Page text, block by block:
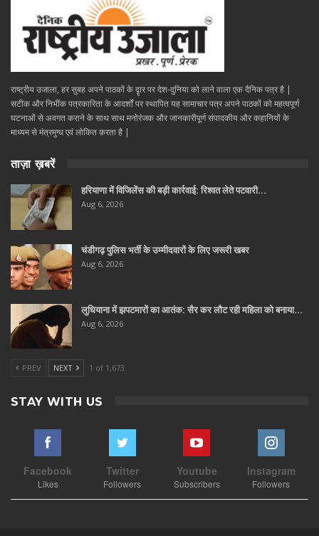
राष्ट्रीय उजाला, हर सुबह अपने पाठकों के दॄार पर देश-दुनिया को लाने वाला एक दैनिक पत्र है |
सटीक और निभींक पत्रकारिता के आदर्शों पर स्थापित यह सामाचार पत्र अपने पाठकों को महत्वपूर्ण
घटनाओं से अवगत कराने के साथ साथ मनोरंजक और जानकारीपूर्ण संपादकीय और कहानियों के
माध्यम से मंत्रमुग्ध एवं लोकित करता है |
ताज़ा ख़बरें
हरियाणा में विजिलेंस की बड़ी कार्रवाई: रिश्वत लेते पटवारी…
Aug 6, 2026
चंडीगढ़ पुलिस भर्ती के उम्मीदवारों के लिए जरूरी खबर
Aug 6, 2026
लुधियाना में झपटमारों का आतंक: सैर कर लौट रही महिला को बनाया…
Aug 6, 2026
PREV NEXT 1 of 1,673
STAY WITH US
Facebook
Likes
Twitter
Followers
Youtube
Subscribers
Instagram
Followers